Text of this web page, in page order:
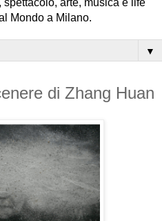
arte, musica e life
Mondo a Milano.
▼
di Zhang Huan